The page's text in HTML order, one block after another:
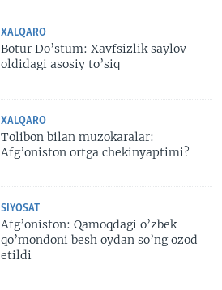
XALQARO
Botur Do’stum: Xavfsizlik saylov
oldidagi asosiy to’siq
XALQARO
Tolibon bilan muzokaralar:
Afg’oniston ortga chekinyaptimi?
SIYOSAT
Afg’oniston: Qamoqdagi o’zbek
qo’mondoni besh oydan so’ng ozod
etildi